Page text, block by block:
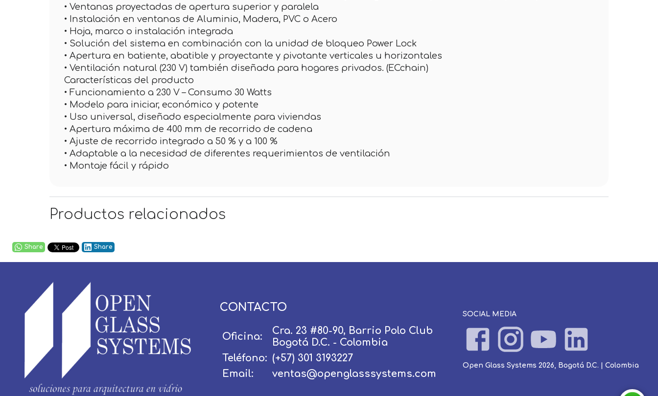
• Ventanas proyectadas de apertura superior y paralela
• Instalación en ventanas de Aluminio, Madera, PVC o Acero
• Hoja, marco o instalación integrada
• Solución del sistema en combinación con la unidad de bloqueo Power Lock
• Apertura en batiente, abatible y proyectante y pivotante verticales u horizontales
• Ventilación natural (230 V) también diseñada para hogares privados. (ECchain)
Características del producto
• Funcionamiento a 230 V – Consumo 30 Watts
• Modelo para iniciar, económico y potente
• Uso universal, diseñado especialmente para viviendas
• Apertura máxima de 400 mm de recorrido de cadena
• Ajuste de recorrido integrado a 50 % y a 100 %
• Adaptable a la necesidad de diferentes requerimientos de ventilación
• Montaje fácil y rápido
Productos relacionados
Share Share
CONTACTO
Oficina:
Cra. 23 #80-90, Barrio Polo Club
Bogotá D.C. - Colombia
Teléfono: (+57) 301 3193227
Email:
ventas@openglasssystems.com
SOCIAL MEDIA
Open Glass Systems 2026, Bogotá D.C. | Colombia
Recordar Olvidé mi contraseña
Ingresar